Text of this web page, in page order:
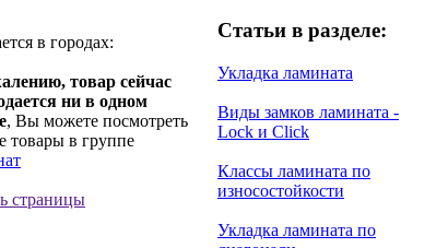
в городах:
товар сейчас
ни в одном
, Вы можете посмотреть
товары в группе
страницы
Статьи в разделе:
Укладка ламината
Виды замков ламината -
Lock и Click
Классы ламината по
износостойкости
Укладка ламината по